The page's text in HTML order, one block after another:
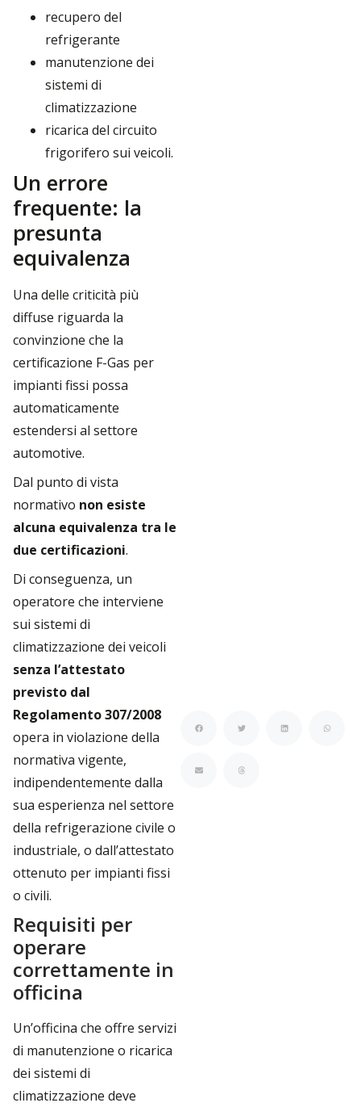
recupero del
refrigerante
manutenzione dei
sistemi di
climatizzazione
ricarica del circuito
frigorifero sui veicoli.
Un errore
frequente: la
presunta
equivalenza
Una delle criticità più
diffuse riguarda la
convinzione che la
certificazione F-Gas per
impianti fissi possa
automaticamente
estendersi al settore
automotive.
Dal punto di vista
normativo non esiste
alcuna equivalenza tra le
due certificazioni.
Di conseguenza, un
operatore che interviene
sui sistemi di
climatizzazione dei veicoli
senza l’attestato
previsto dal
Regolamento 307/2008
opera in violazione della
normativa vigente,
indipendentemente dalla
sua esperienza nel settore
della refrigerazione civile o
industriale, o dall’attestato
ottenuto per impianti fissi
o civili.
Requisiti per
operare
correttamente in
officina
Un’officina che offre servizi
di manutenzione o ricarica
dei sistemi di
climatizzazione deve